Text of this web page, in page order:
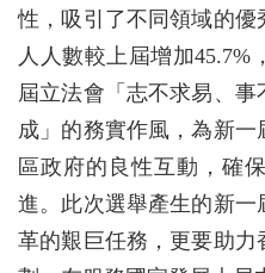
性，吸引了不同領域的優
人人數較上屆增加
屆立法會「志不求易、
成」的務實作風，為新
區政府的良性互動，確
進。此次選舉產生的新
革的艱巨任務，更要助